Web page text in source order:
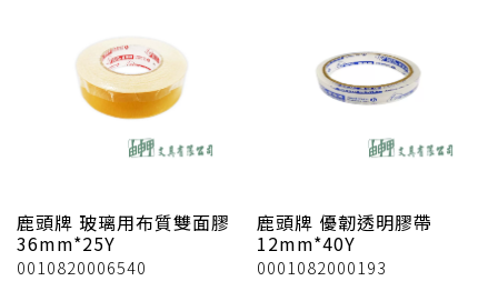
鹿頭牌 玻璃用布質雙面膠
36mm*25Y
0010820006540
鹿頭牌 優韌透明膠帶
12mm*40Y
0001082000193